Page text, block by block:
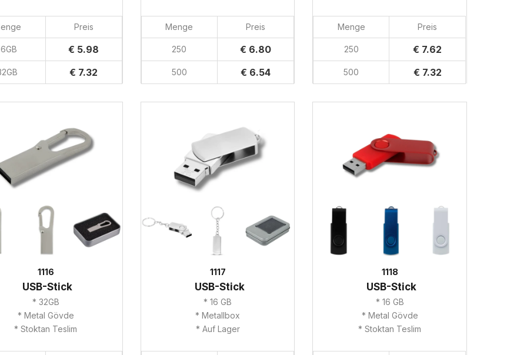
Preis
€ 5.98
€ 7.32
Menge Preis
250 € 6.80
500 € 6.54
Menge Preis
250 € 7.62
500 € 7.32
1116
USB-Stick
* 32GB
* Metal Gövde
* Stoktan Teslim
1117
USB-Stick
* 16 GB
* Metallbox
* Auf Lager
1118
USB-Stick
* 16 GB
* Metal Gövde
* Stoktan Teslim